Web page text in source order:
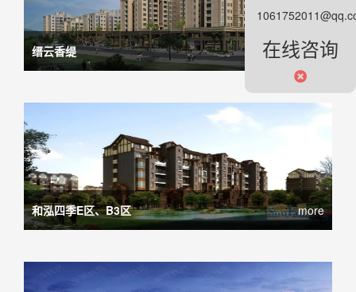
缙云香缇 more
和泓四季E区、B3区 more
在线咨询